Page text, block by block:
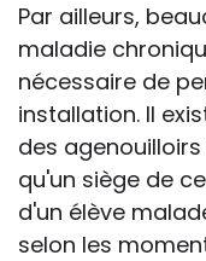
Par ailleurs,
maladie
nécessaire de
installation. Il
des
qu'un siège de
d'un élève
selon les